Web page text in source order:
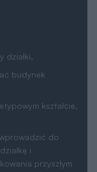
działki,
budynek
kształcie,
do
i
przyszłym